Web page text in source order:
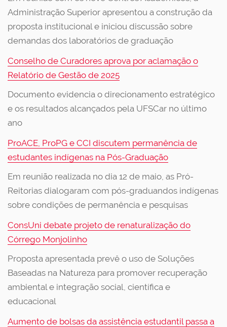
Administração Superior apresentou a construção da
proposta institucional e iniciou discussão sobre
demandas dos laboratórios de graduação
Conselho de Curadores aprova por aclamação o
Relatório de Gestão de 2025
Documento evidencia o direcionamento estratégico
e os resultados alcançados pela UFSCar no último
ano
ProACE, ProPG e CCI discutem permanência de
estudantes indígenas na Pós-Graduação
Em reunião realizada no dia 12 de maio, as Pró-
Reitorias dialogaram com pós-graduandos indígenas
sobre condições de permanência e pesquisas
ConsUni debate projeto de renaturalização do
Córrego Monjolinho
Proposta apresentada prevê o uso de Soluções
Baseadas na Natureza para promover recuperação
ambiental e integração social, científica e
educacional
Aumento de bolsas da assistência estudantil passa a